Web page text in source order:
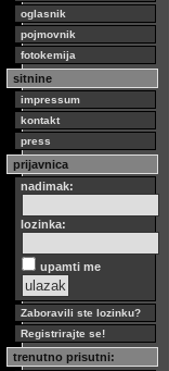
oglasnik
pojmovnik
fotokemija
sitnine
impressum
kontakt
press
prijavnica
nadimak:
lozinka:
upamti me
Zaboravili ste lozinku?
Registrirajte se!
trenutno prisutni: